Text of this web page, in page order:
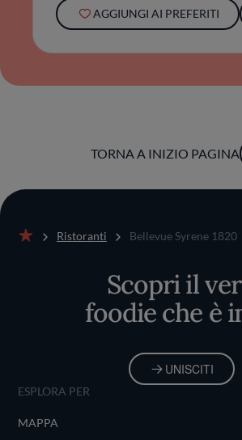
AGGIUNGI AI PREFERITI
TORNA A INIZIO PAGINA
Ristoranti Bellevue Syrene 1820
Scopri il
foodie che è
UNISCITI
ESPLORA PER
MAPPA